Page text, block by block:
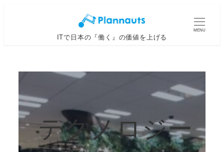
ITで日本の『働く』の価値を上げる
MENU
テクノロジー